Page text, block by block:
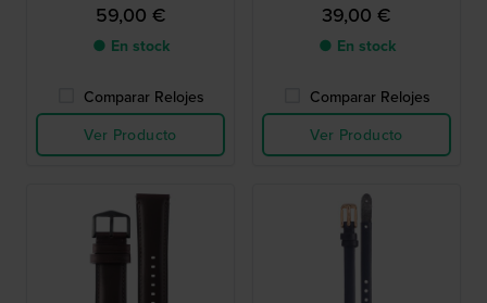
59,00 €
● En stock
Comparar Relojes
Ver Producto
39,00 €
● En stock
Comparar Relojes
Ver Producto